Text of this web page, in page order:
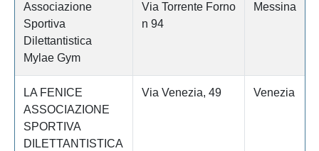
Associazione
Sportiva
Dilettantistica
Mylae Gym
Via Torrente Forno
n 94
Messina
LA FENICE
ASSOCIAZIONE
SPORTIVA
DILETTANTISTICA
Via Venezia, 49 Venezia